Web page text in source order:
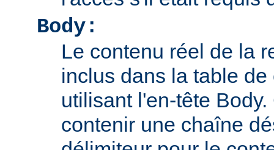
Body:
Le contenu réel de la
inclus dans la table
utilisant l'en-tête
contenir une chaîne